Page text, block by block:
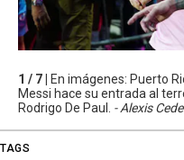
1 / 7 |
En imágenes: Puerto
Messi hace su entrada al
Rodrigo De Paul. - Alexis
TAGS